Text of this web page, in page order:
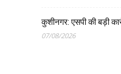
कुशीनगर: एसपी की बड़ी
07/08/2026